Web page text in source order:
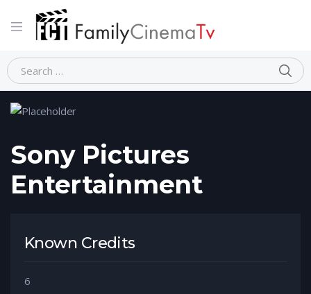
Home Person Sony Pictures Entertainment
Sony Pictures
Entertainment
Known Credits
6